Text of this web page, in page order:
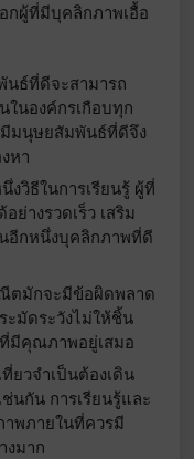
กผู้ที่มีบุคลิกภาพเอื้อ
ธ์ที่ดีจะสามารถ
ในองค์กรเกือบทุก
มีมนุษยสัมพันธ์ที่ดีจึง
หา
งวิธีในการเรียนรู้ ผู้ที่
ย่างรวดเร็ว เสริม
อีกหนึ่งบุคลิกภาพที่ดี
ตมักจะมีข้อผิดพลาด
ะมัดระวังไม่ให้ชิ้น
ที่มีคุณภาพอยู่เสมอ
ยวจำเป็นต้องเดิน
นกัน การเรียนรู้และ
พภายในที่ควรมี
งมาก